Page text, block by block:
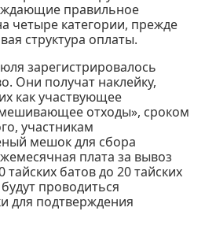
правильное
четыре категории, прежде
структура оплаты.
зарегистрировалось
Они получат наклейку,
как участвующее
отходы», сроком
участникам
мешок для сбора
плата за вывоз
тайских батов до 20 тайских
проводиться
для подтверждения